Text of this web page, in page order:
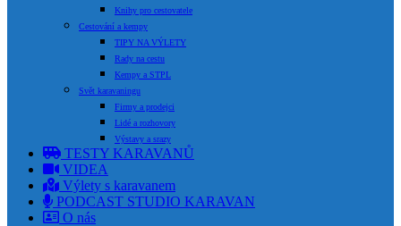
Knihy pro cestovatele
Cestování a kempy
TIPY NA VÝLETY
Rady na cestu
Kempy a STPL
Svět karavaningu
Firmy a prodejci
Lidé a rozhovory
Výstavy a srazy
TESTY KARAVANŮ
VIDEA
Výlety s karavanem
PODCAST STUDIO KARAVAN
O nás